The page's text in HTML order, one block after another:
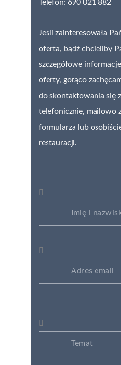
Telefon: 690 021 882
Jeśli zainteresowała
oferta, bądź chcieliby
szczegółowe
oferty, gorąco
do skontaktowania się
telefonicznie, mailowo
formularza lub
restauracji.